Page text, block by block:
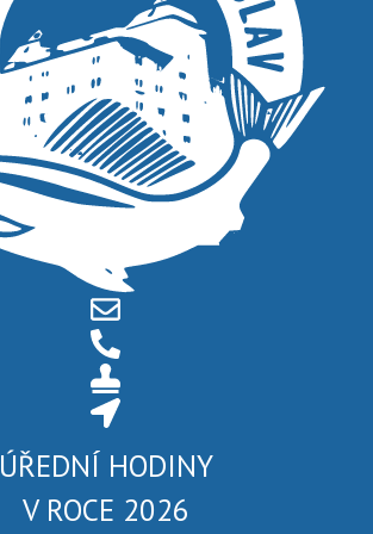
ÚŘEDNÍ HODINY
V ROCE 2026